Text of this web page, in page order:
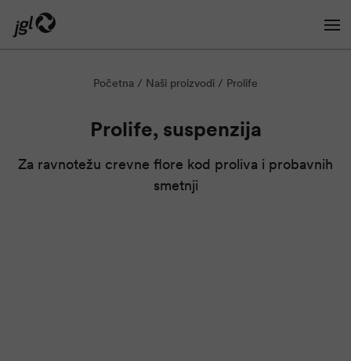
Preskoči na glavni sadržaj
Početna Naši proizvodi Prolife
Prolife, suspenzija
Za ravnotežu crevne flore kod proliva i probavnih
smetnji